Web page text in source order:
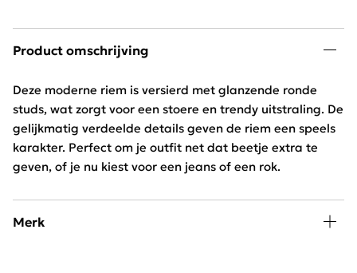
Product omschrijving
Deze moderne riem is versierd met glanzende ronde
studs, wat zorgt voor een stoere en trendy uitstraling. De
gelijkmatig verdeelde details geven de riem een speels
karakter. Perfect om je outfit net dat beetje extra te
geven, of je nu kiest voor een jeans of een rok.
Merk